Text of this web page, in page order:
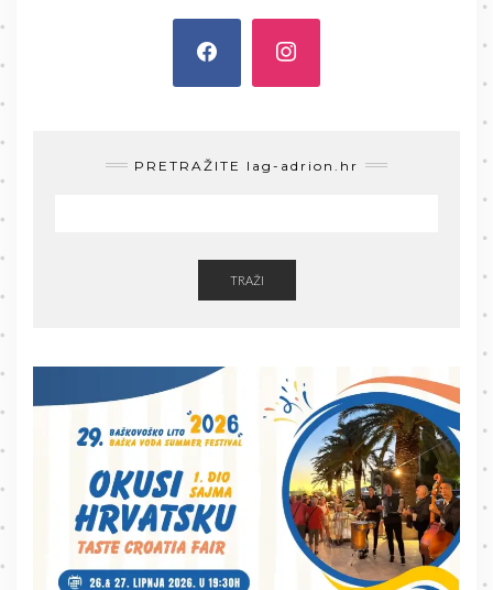
PRETRAŽITE lag-adrion.hr
TRAŽI